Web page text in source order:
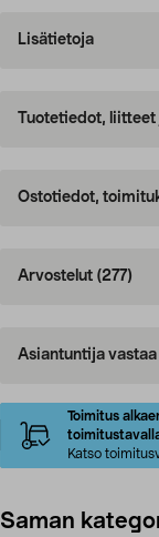
Lisätietoja
Tuotetiedot,
Ostotiedot,
Arvostelut (277)
Asiantuntija vastaa
Toimitus
Katso
Saman